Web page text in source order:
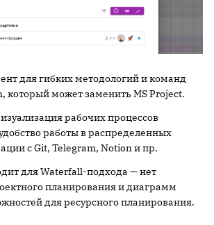
для гибких методологий и команд
который может заменить MS Project.
рабочих процессов
работы в распределенных
с Git, Telegram, Notion и пр.
для Waterfall-подхода — нет
планирования и диаграмм
для ресурсного планирования.